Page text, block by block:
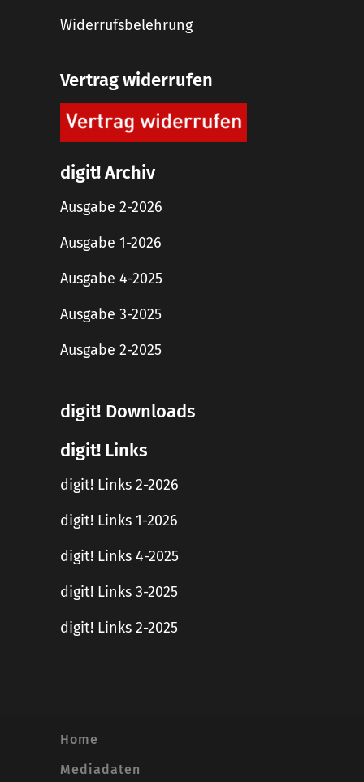
Widerrufsbelehrung
Vertrag widerrufen
digit! Archiv
Ausgabe 2-2026
Ausgabe 1-2026
Ausgabe 4-2025
Ausgabe 3-2025
Ausgabe 2-2025
digit! Downloads
digit! Links
digit! Links 2-2026
digit! Links 1-2026
digit! Links 4-2025
digit! Links 3-2025
digit! Links 2-2025
Home
Mediadaten